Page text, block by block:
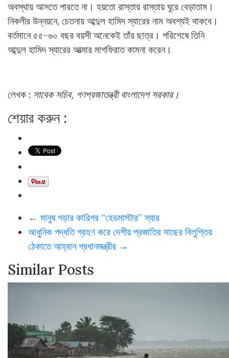
অবস্থায় আসতে পারতে না। হয়তো রাস্তায় রাস্তায় ঘুরে বেড়াতাম।
নিকলীর উন্নয়নে, চেতনায় আব্দুল হামিদ স্যারের নাম অবশ্যই থাকবে।
বর্তমানে ৫৫-৬০ বছর বয়সী অনেকেই তাঁর ছাত্র। পরিশেষে তিনি
আব্দুল হামিদ স্যারের আত্মার মাগফিরাত কামনা করেন।
লেখক : সাবেক সচিব, গণপ্রজাতন্ত্রী বাংলাদেশ সরকার।
শেয়ার করুন :
← মানুষ গড়ার কারিগর “হেডমাস্টার” স্যার
আধুনিক পদ্ধতি গ্রহণ করে দেশীয় প্রজাতির মাছের বিলুপ্তির
ঠেকাতে আহ্বান প্রধানমন্ত্রীর →
Similar Posts